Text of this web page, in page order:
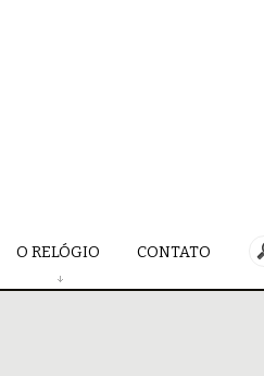
O RELÓGIO CONTATO